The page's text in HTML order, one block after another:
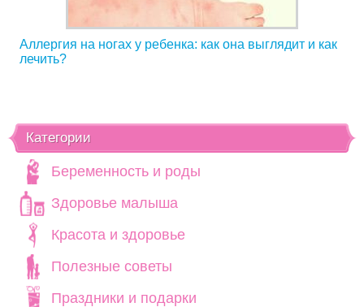
Аллергия на ногах у ребенка: как она выглядит и как
лечить?
Категории
Беременность и роды
Здоровье малыша
Красота и здоровье
Полезные советы
Праздники и подарки